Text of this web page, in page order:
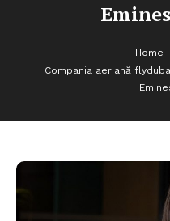
Home
Compania aeriană